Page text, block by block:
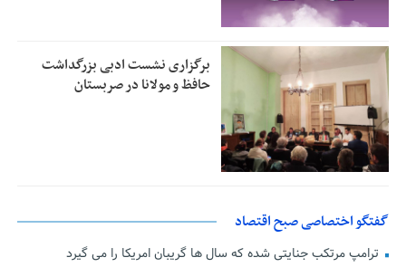
برگزاری نشست ادبی بزرگداشت
حافظ و مولانا در صربستان
گفتگو اختصاصی صبح اقتصاد
ترامپ مرتکب جنایتی شده که سال ها گریبان امریکا را می گیرد